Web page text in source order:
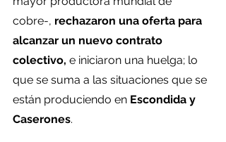
cobre-, rechazaron una oferta para
alcanzar un nuevo contrato
colectivo, e iniciaron una huelga; lo
que se suma a las situaciones que se
están produciendo en Escondida y
Caserones.